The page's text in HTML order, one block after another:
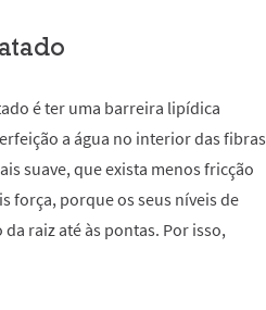
é ter uma barreira lipídica
a água no interior das fibras
suave, que exista menos fricção
força, porque os seus níveis de
raiz até às pontas. Por isso,